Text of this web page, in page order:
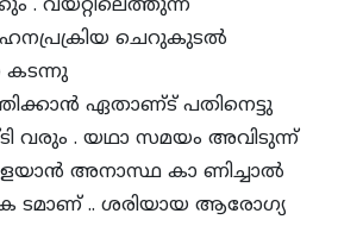
. വയറ്റിലെത്തുന്ന
ചെറുകുടല്‍
ഏതാണ്‌ട്‌ പതിനെട്ടു
വരും . യഥാ സമയം അവിടുന്ന്‌
അനാസ്ഥ കാ ണിച്ചാല്‍
ടമാണ്‌ .. ശരിയായ ആരോഗ്യ